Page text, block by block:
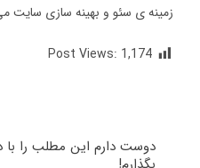
زمینه ی سئو و بهینه سازی سایت
Post Views: 1,174
دوست دارم این مطلب را با